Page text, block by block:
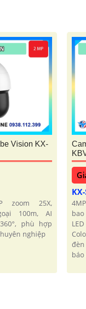
Vision KX-
zoom 25X,
100m, AI
phù hợp
nghiệp